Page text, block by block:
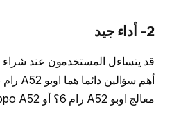
2- أداء جيد
قد يتساءل المستخدمون عند
معالج اوبو A52 رام 6؟ أو Oppo A52 كام فريم في ببجي؟.